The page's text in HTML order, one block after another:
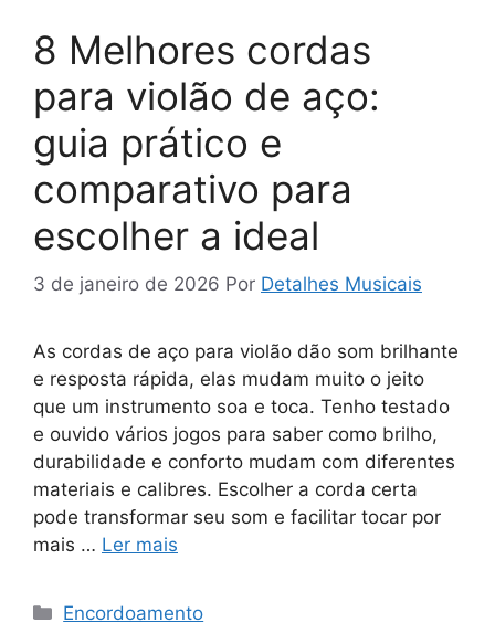
8 Melhores cordas
para violão de aço:
guia prático e
comparativo para
escolher a ideal
3 de janeiro de 2026 Por Detalhes Musicais
As cordas de aço para violão dão som brilhante
e resposta rápida, elas mudam muito o jeito
que um instrumento soa e toca. Tenho testado
e ouvido vários jogos para saber como brilho,
durabilidade e conforto mudam com diferentes
materiais e calibres. Escolher a corda certa
pode transformar seu som e facilitar tocar por
mais … Ler mais
Categorias
Encordoamento